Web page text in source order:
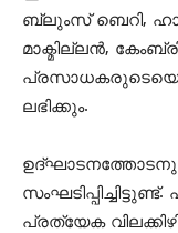
ബ്ലുംസ് ബെറി,
മാക്മില്ലന്‍,
ലഭിക്കും.
പ്രത്യേക